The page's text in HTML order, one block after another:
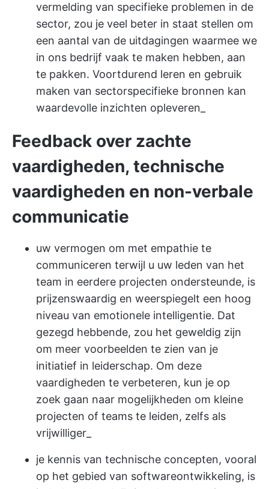
vermelding van specifieke problemen in de
sector, zou je veel beter in staat stellen om
een aantal van de uitdagingen waarmee we
in ons bedrijf vaak te maken hebben, aan
te pakken. Voortdurend leren en gebruik
maken van sectorspecifieke bronnen kan
waardevolle inzichten opleveren_
Feedback over zachte
vaardigheden, technische
vaardigheden en non-verbale
communicatie
uw vermogen om met empathie te
communiceren terwijl u uw leden van het
team in eerdere projecten ondersteunde, is
prijzenswaardig en weerspiegelt een hoog
niveau van emotionele intelligentie. Dat
gezegd hebbende, zou het geweldig zijn
om meer voorbeelden te zien van je
initiatief in leiderschap. Om deze
vaardigheden te verbeteren, kun je op
zoek gaan naar mogelijkheden om kleine
projecten of teams te leiden, zelfs als
vrijwilliger_
je kennis van technische concepten, vooral
op het gebied van softwareontwikkeling, is